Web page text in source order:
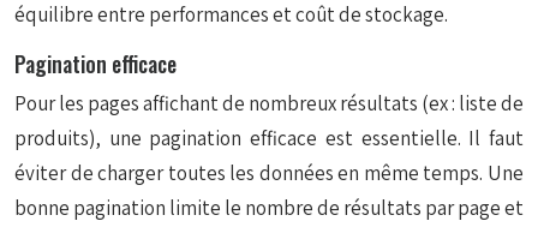
équilibre entre performances et coût de stockage.
Pagination efficace
Pour les pages affichant de nombreux résultats (ex : liste de
produits), une pagination efficace est essentielle. Il faut
éviter de charger toutes les données en même temps. Une
bonne pagination limite le nombre de résultats par page et